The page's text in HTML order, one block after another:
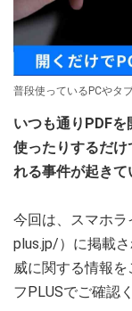
普段使っているPCやタ
いつも通りPDF
使ったりするだ
れる事件が起きて
今回は、スマホ
plus.jp/）に掲載
威に関する情報
フPLUSでご確認